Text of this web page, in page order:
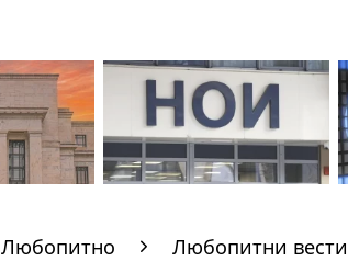
Любопитно Любопитни вести